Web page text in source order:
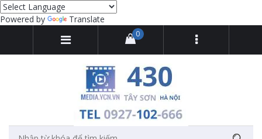
Powered by Translate
0